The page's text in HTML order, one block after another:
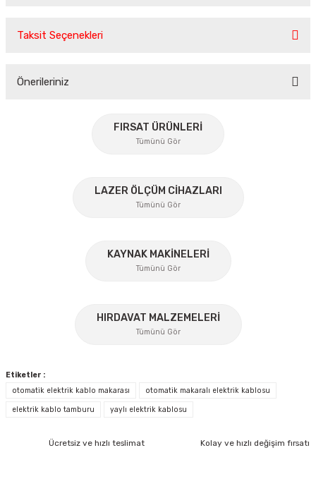
Taksit Seçenekleri
Önerileriniz
konularda yetersiz gördüğünüz noktaları öneri formunu
kullanarak tarafımıza iletebilirsiniz.
Ürün resmi kalitesiz, bozuk veya görüntülenemiyor.
Ürün açıklamasında eksik bilgiler bulunuyor.
Ürün fiyatı diğer sitelerden daha pahalı.
Bu ürüne benzer farklı alternatifler olmalı.
FIRSAT ÜRÜNLERİ
Tümünü Gör
İzeltaş
LAZER ÖLÇÜM CİHAZLARI
Tümünü Gör
KAYNAK MAKİNELERİ
Tümünü Gör
HIRDAVAT MALZEMELERİ
Tümünü Gör
Etiketler :
otomatik elektrik kablo makarası
otomatik makaralı elektrik kablosu
elektrik kablo tamburu yaylı elektrik kablosu
Ücretsiz ve hızlı teslimat Kolay ve hızlı değişim fırsatı